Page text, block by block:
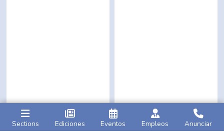
Sections Ediciones Eventos Empleos Anunciar